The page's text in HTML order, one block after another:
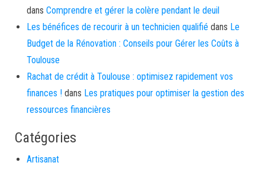
dans Comprendre et gérer la colère pendant le deuil
Les bénéfices de recourir à un technicien qualifié dans Le
Budget de la Rénovation : Conseils pour Gérer les Coûts à
Toulouse
Rachat de crédit à Toulouse : optimisez rapidement vos
finances ! dans Les pratiques pour optimiser la gestion des
ressources financières
Catégories
Artisanat